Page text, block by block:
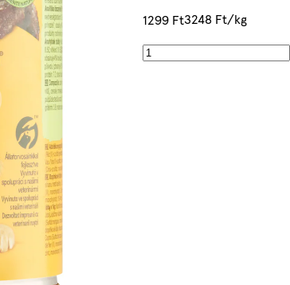
1299 Ft3248 Ft/kg